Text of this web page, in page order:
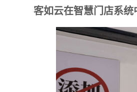
客如云在智慧门店系统